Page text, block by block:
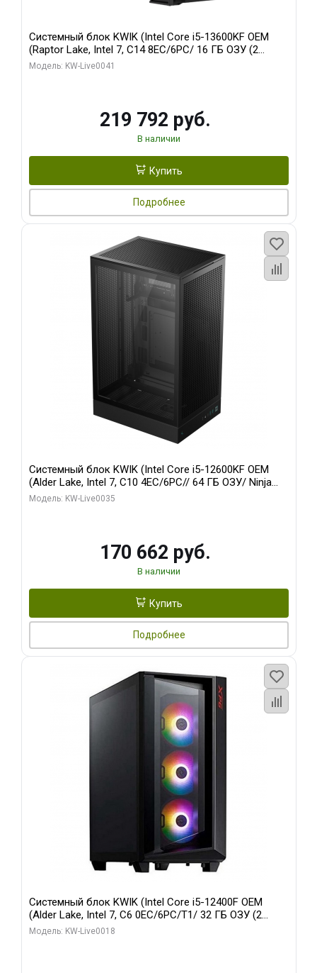
Системный блок KWIK (Intel Core i5-13600KF OEM
(Raptor Lake, Intel 7, C14 8EC/6PC/ 16 ГБ ОЗУ (2
модуля)/ Palit RTX5080 GAMINGPRO OC 16GB GDDR7
Модель: KW-Live0041
219 792 руб.
В наличии
Купить
Подробнее
Системный блок KWIK (Intel Core i5-12600KF OEM
(Alder Lake, Intel 7, C10 4EC/6PC// 64 ГБ ОЗУ/ Ninja
Sinotex GTX1650 4GB 128bit GDDR6 DVI DP HDMI 2/
Модель: KW-Live0035
170 662 руб.
В наличии
Купить
Подробнее
Системный блок KWIK (Intel Core i5-12400F OEM
(Alder Lake, Intel 7, C6 0EC/6PC/T1/ 32 ГБ ОЗУ (2
модуля)/ Ninja Sinotex GTX1660 SUPER 6GB GDDR6
Модель: KW-Live0018